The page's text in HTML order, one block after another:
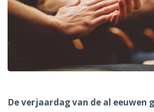
Dresden
De verjaardag van de al eeuwen